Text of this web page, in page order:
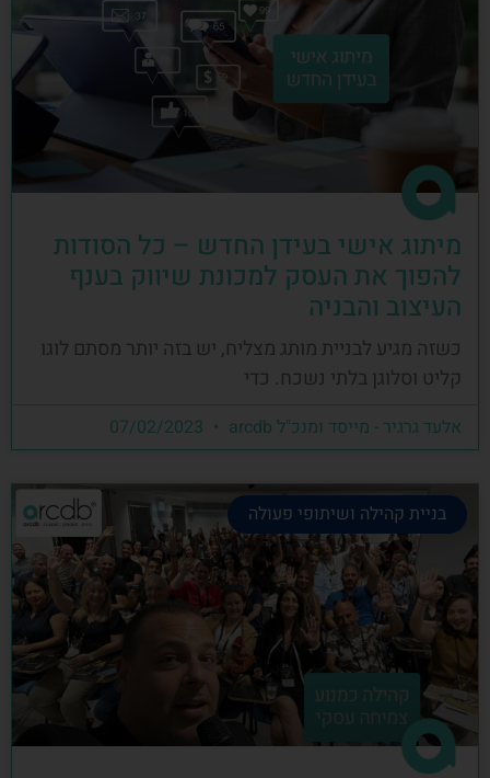
מיתוג אישי בעידן החדש – כל הסודות
להפוך את העסק למכונת שיווק בענף
העיצוב והבניה
כשזה מגיע לבניית מותג מצליח, יש בזה יותר מסתם לוגו
קליט וסלוגן בלתי נשכח. כדי
אלעד גרגיר - מייסד ומנכ"ל arcdb
בניית קהילה ושיתופי פעולה